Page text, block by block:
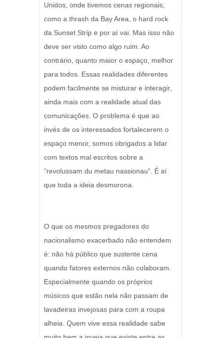
Unidos, onde tivemos cenas regionais,
como a thrash da Bay Area, o hard rock
da Sunset Strip e por aí vai. Mas isso não
deve ser visto como algo ruim. Ao
contrário, quanto maior o espaço, melhor
para todos. Essas realidades diferentes
podem facilmente se misturar e interagir,
ainda mais com a realidade atual das
comunicações. O problema é que ao
invés de os interessados fortalecerem o
espaço menor, somos obrigados a lidar
com textos mal escritos sobre a
“revolussam du metau nassionau”. É aí
que toda a ideia desmorona.
O que os mesmos pregadores do
nacionalismo exacerbado não entendem
é: não há público que sustente cena
quando fatores externos não colaboram.
Especialmente quando os próprios
músicos que estão nela não passam de
lavadeiras invejosas para com a roupa
alheia. Quem vive essa realidade sabe